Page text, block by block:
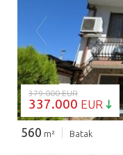
379.000 EUR
337.000 EUR
560 m² Batak